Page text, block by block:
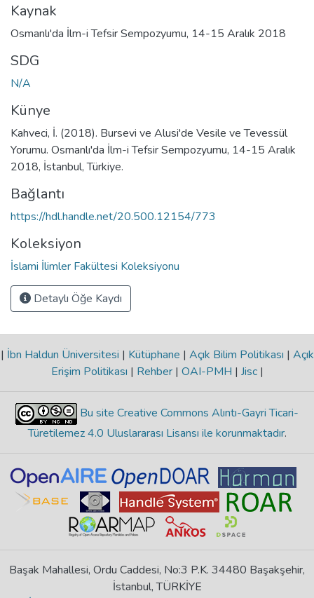
Kaynak
Osmanlı'da İlm-i Tefsir Sempozyumu, 14-15 Aralık 2018
SDG
N/A
Künye
Kahveci, İ. (2018). Bursevi ve Alusi'de Vesile ve Tevessül
Yorumu. Osmanlı'da İlm-i Tefsir Sempozyumu, 14-15 Aralık
2018, İstanbul, Türkiye.
Bağlantı
https://hdl.handle.net/20.500.12154/773
Koleksiyon
İslami İlimler Fakültesi Koleksiyonu
Detaylı Öğe Kaydı
| İbn Haldun Üniversitesi | Kütüphane | Açık Bilim Politikası | Açık
Erişim Politikası | Rehber | OAI-PMH | Jisc |
Bu site Creative Commons Alıntı-Gayri Ticari-
Türetilemez 4.0 Uluslararası Lisansı ile korunmaktadır.
Başak Mahallesi, Ordu Caddesi, No:3 P.K. 34480 Başakşehir,
İstanbul, TÜRKİYE